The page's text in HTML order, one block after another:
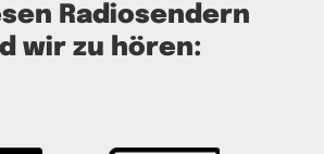
Radiosendern
wir zu hören: